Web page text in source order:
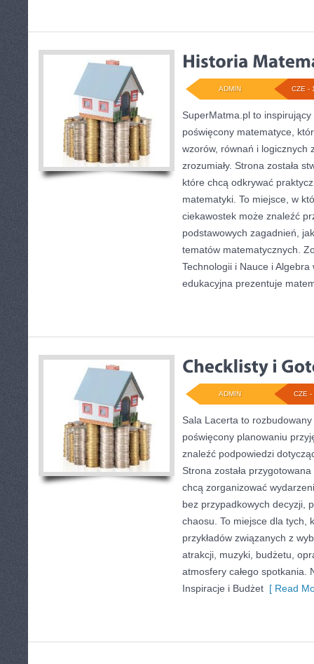
CZE -
ADMIN
SuperMatma.pl to
poświęcony matematyce,
wzorów, równań i logicznych
zrozumiały. Strona została
które chcą odkrywać
matematyki. To miejsce, w
ciekawostek może znaleźć
podstawowych zagadnień,
tematów matematycznych.
Technologii i Nauce i
edukacyjna prezentuje
CZE -
ADMIN
Sala Lacerta to
poświęcony planowaniu
znaleźć podpowiedzi
Strona została
chcą zorganizować
bez przypadkowych decyzji,
chaosu. To miejsce dla tych,
przykładów związanych z
atrakcji, muzyki, budżetu,
atmosfery całego spotkania.
Inspiracje i Budżet [ Read